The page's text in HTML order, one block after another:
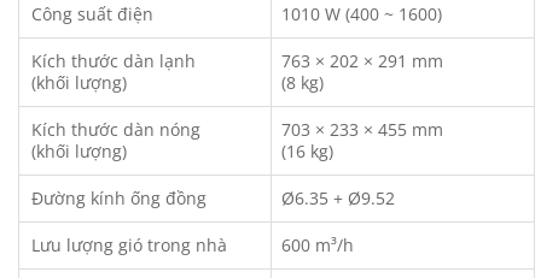
Công suất điện 1010 W (400 ~ 1600)
Kích thước dàn lạnh
(khối lượng)
763 × 202 × 291 mm
(8 kg)
Kích thước dàn nóng
(khối lượng)
703 × 233 × 455 mm
(16 kg)
Đường kính ống đồng Ø6.35 + Ø9.52
Lưu lượng gió trong nhà 600 m³/h